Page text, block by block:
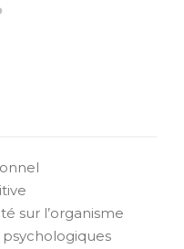
sur l’organisme